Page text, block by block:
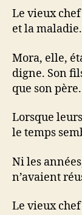
Le vieux
et la maladie.
Mora, elle,
digne. Son
que son père.
Lorsque
le temps
Ni les
n’avaient
Le vieux